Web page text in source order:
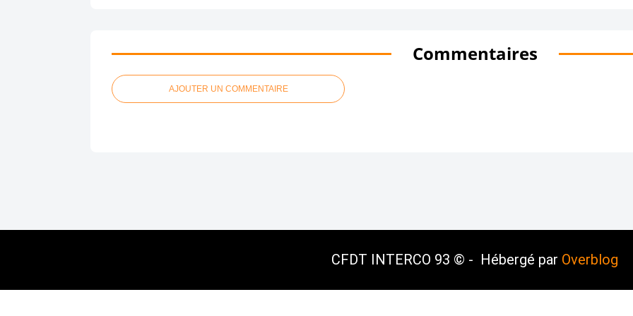
Commentaires
AJOUTER UN COMMENTAIRE
CFDT INTERCO 93 © - Hébergé par Overblog